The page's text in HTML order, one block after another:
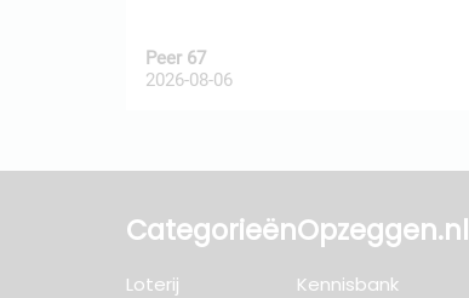
Peer 67
2026-08-06
Categorieën
Loterij
Opzeggen.nl
Kennisbank